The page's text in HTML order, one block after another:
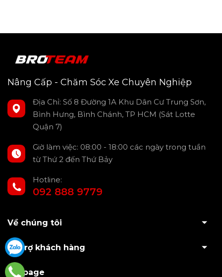
vệ sinh sạch bề mặt và dán trực tiếp lên vị trí mong muốn.
Ford Ranger?
Nâng Cấp - Chăm Sóc Xe Chuyên Nghiệp
Địa Chỉ: Số 8 Đường 1A Khu Dân Cư Trung Sơn,
Bình Hưng, Bình Chánh, TP HCM (Sát Lotte
Quận 7)
Giờ làm việc: 08:00 - 18:00 các ngày trong tuần
từ Thứ 2 đến Thứ Bảy
Hotline:
092 888 9779
Về chúng tôi
Hỗ trợ khách hàng
Fanpage